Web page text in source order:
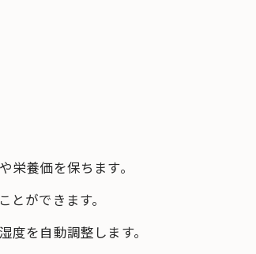
栄養価を保ちます。
とができます。
度を自動調整します。